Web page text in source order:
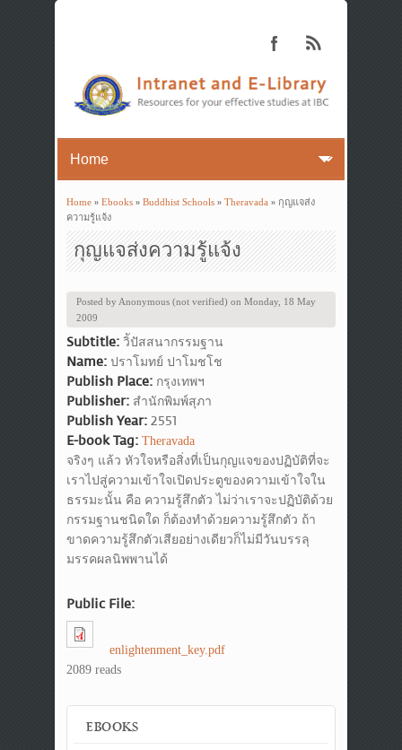
You are here
Home» Ebooks» Buddhist Schools» Theravada» กุญแจส่ง
ความรู้แจ้ง
กุญแจส่งความรู้แจ้ง
Posted by Anonymous (not verified) on Monday, 18 May
2009
Subtitle: วิัปัสสนากรรมฐาน
Name: ปราโมทย์ ปาโมชโช
Publish Place: กรุงเทพฯ
Publisher: สำนักพิมพ์สุภา
Publish Year: 2551
E-book Tag: Theravada
จริงๆ แล้ว หัวใจหรือสิ่งที่เป็นกุญแจของปฏิบัติที่จะ
เราไปสู่ความเข้าใจเปิดประตูของความเข้าใจใน
ธรรมะนั้น คือ ความรู้สึกตัว ไม่ว่าเราจะปฏิบัติด้วย
กรรมฐานชนิดใด ก็ต้องทำด้วยความรู้สึกตัว ถ้า
ขาดความรู้สึกตัวเสียอย่างเดียวก็ไม่มีวันบรรลุ
มรรคผลนิพพานได้
Public File:
enlightenment_key.pdf
2089 reads
EBOOKS